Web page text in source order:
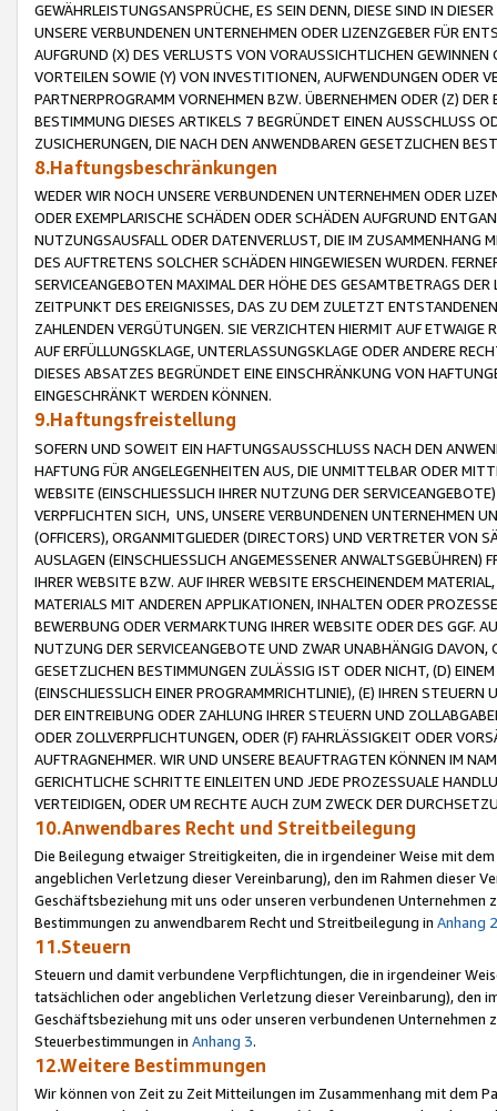
GEWÄHRLEISTUNGSANSPRÜCHE, ES SEIN DENN, DIESE SIND IN
UNSERE VERBUNDENEN UNTERNEHMEN ODER LIZENZGEBER FÜR
AUFGRUND (X) DES VERLUSTS VON VORAUSSICHTLICHEN
VORTEILEN SOWIE (Y) VON INVESTITIONEN, AUFWENDUNGEN ODER
PARTNERPROGRAMM VORNEHMEN BZW. ÜBERNEHMEN ODER (Z)
BESTIMMUNG DIESES ARTIKELS 7 BEGRÜNDET EINEN AUSSCHLUSS
ZUSICHERUNGEN, DIE NACH DEN ANWENDBAREN GESETZLICHEN
8.Haftungsbeschränkungen
WEDER WIR NOCH UNSERE VERBUNDENEN UNTERNEHMEN ODER
ODER EXEMPLARISCHE SCHÄDEN ODER SCHÄDEN AUFGRUND
NUTZUNGSAUSFALL ODER DATENVERLUST, DIE IM ZUSAMMENHANG
DES AUFTRETENS SOLCHER SCHÄDEN HINGEWIESEN WURDEN.
SERVICEANGEBOTEN MAXIMAL DER HÖHE DES GESAMTBETRAGS
ZEITPUNKT DES EREIGNISSES, DAS ZU DEM ZULETZT
ZAHLENDEN VERGÜTUNGEN. SIE VERZICHTEN HIERMIT AUF
AUF ERFÜLLUNGSKLAGE, UNTERLASSUNGSKLAGE ODER ANDERE
DIESES ABSATZES BEGRÜNDET EINE EINSCHRÄNKUNG VON
EINGESCHRÄNKT WERDEN KÖNNEN.
9.Haftungsfreistellung
SOFERN UND SOWEIT EIN HAFTUNGSAUSSCHLUSS NACH DEN
HAFTUNG FÜR ANGELEGENHEITEN AUS, DIE UNMITTELBAR ODER
WEBSITE (EINSCHLIESSLICH IHRER NUTZUNG DER
VERPFLICHTEN SICH, UNS, UNSERE VERBUNDENEN UNTERNEHMEN
(OFFICERS), ORGANMITGLIEDER (DIRECTORS) UND VERTRETER VON
AUSLAGEN (EINSCHLIESSLICH ANGEMESSENER
IHRER WEBSITE BZW. AUF IHRER WEBSITE ERSCHEINENDEM
MATERIALS MIT ANDEREN APPLIKATIONEN, INHALTEN ODER
BEWERBUNG ODER VERMARKTUNG IHRER WEBSITE ODER DES GGF.
NUTZUNG DER SERVICEANGEBOTE UND ZWAR UNABHÄNGIG
GESETZLICHEN BESTIMMUNGEN ZULÄSSIG IST ODER NICHT, (D)
(EINSCHLIESSLICH EINER PROGRAMMRICHTLINIE), (E) IHREN
DER EINTREIBUNG ODER ZAHLUNG IHRER STEUERN UND
ODER ZOLLVERPFLICHTUNGEN, ODER (F) FAHRLÄSSIGKEIT ODER
AUFTRAGNEHMER. WIR UND UNSERE BEAUFTRAGTEN KÖNNEN IM
GERICHTLICHE SCHRITTE EINLEITEN UND JEDE PROZESSUALE
VERTEIDIGEN, ODER UM RECHTE AUCH ZUM ZWECK DER
10.Anwendbares Recht und Streitbeilegung
Die Beilegung etwaiger Streitigkeiten, die in irgendeiner Weise mit
angeblichen Verletzung dieser Vereinbarung), den im Rahmen dieser
Geschäftsbeziehung mit uns oder unseren verbundenen
Bestimmungen zu anwendbarem Recht und Streitbeilegung in Anhang 2
11.Steuern
Steuern und damit verbundene Verpflichtungen, die in irgendeiner
tatsächlichen oder angeblichen Verletzung dieser Vereinbarung), den
Geschäftsbeziehung mit uns oder unseren verbundenen
Steuerbestimmungen in Anhang 3.
12.Weitere Bestimmungen
Wir können von Zeit zu Zeit Mitteilungen im Zusammenhang mit dem